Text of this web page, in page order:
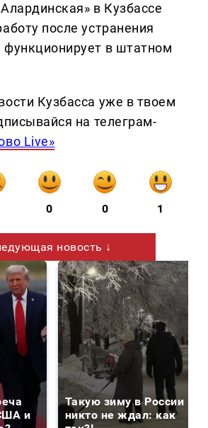
в Кузбассе
после устранения
в штатном
Кузбасса уже в твоем
на телеграм-
Live»
0 0 1
новость ↓
и
Такую зиму в России
никто не ждал: как